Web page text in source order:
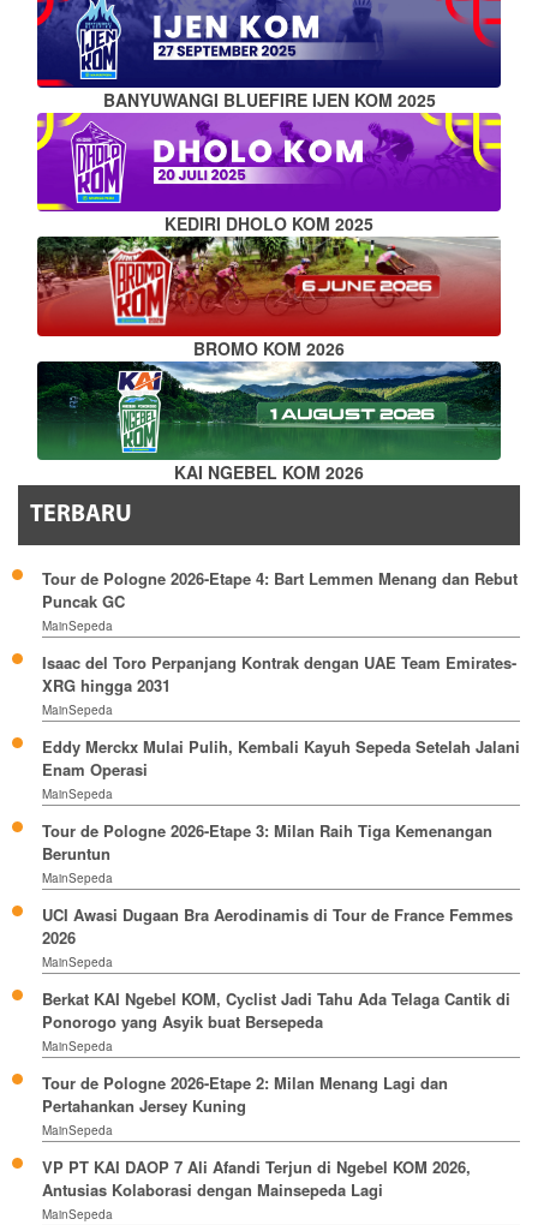
BANYUWANGI BLUEFIRE IJEN KOM 2025
KEDIRI DHOLO KOM 2025
BROMO KOM 2026
KAI NGEBEL KOM 2026
TERBARU
Tour de Pologne 2026-Etape 4: Bart Lemmen Menang dan Rebut
Puncak GC
MainSepeda
Isaac del Toro Perpanjang Kontrak dengan UAE Team Emirates-
XRG hingga 2031
MainSepeda
Eddy Merckx Mulai Pulih, Kembali Kayuh Sepeda Setelah Jalani
Enam Operasi
MainSepeda
Tour de Pologne 2026-Etape 3: Milan Raih Tiga Kemenangan
Beruntun
MainSepeda
UCI Awasi Dugaan Bra Aerodinamis di Tour de France Femmes
2026
MainSepeda
Berkat KAI Ngebel KOM, Cyclist Jadi Tahu Ada Telaga Cantik di
Ponorogo yang Asyik buat Bersepeda
MainSepeda
Tour de Pologne 2026-Etape 2: Milan Menang Lagi dan
Pertahankan Jersey Kuning
MainSepeda
VP PT KAI DAOP 7 Ali Afandi Terjun di Ngebel KOM 2026,
Antusias Kolaborasi dengan Mainsepeda Lagi
MainSepeda